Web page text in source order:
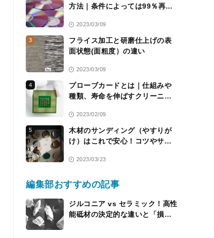
方法｜条件によっては99％再生
2023/03/09
3
フライス加工と研磨仕上げの表
面状態(面粗度）の違い
2023/03/09
4
プローブカードとは｜仕組みや
種類、寿命を伸ばすクリーニン
2023/02/09
5
木材のサンディング（やすりが
け）はこれで安心！コツやサン
2023/03/23
編集部おすすめの記事
ジルコニア vs セラミック！高性
能砥材の決定的な違いと「損を